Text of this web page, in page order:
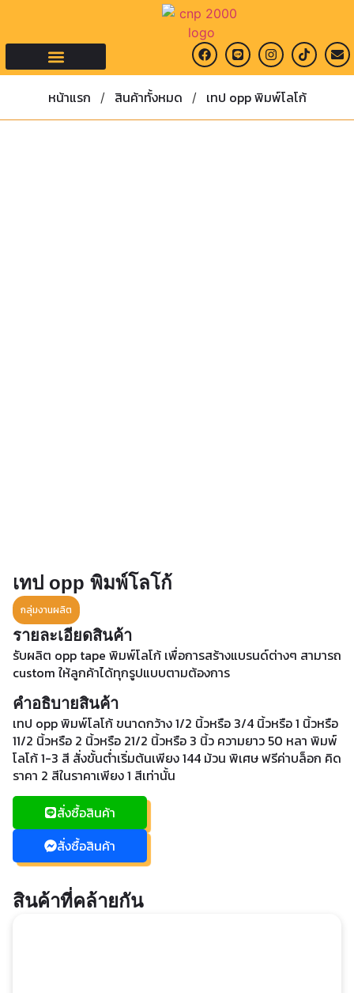
หน้าแรก / สินค้าทั้งหมด / เทป opp พิมพ์โลโก้
เทป opp พิมพ์โลโก้
กลุ่มงานผลิต
รายละเอียดสินค้า
รับผลิต opp tape พิมพ์โลโก้ เพื่อการสร้างแบรนด์ต่างๆ สามารถ
custom ให้ลูกค้าได้ทุกรูปแบบตามต้องการ
คำอธิบายสินค้า
เทป opp พิมพ์โลโก้ ขนาดกว้าง 1/2 นิ้วหรือ 3/4 นิ้วหรือ 1 นิ้วหรือ
11/2 นิ้วหรือ 2 นิ้วหรือ 21/2 นิ้วหรือ 3 นิ้ว ความยาว 50 หลา พิมพ์
โลโก้ 1-3 สี สั่งขั้นต่ำเริ่มต้นเพียง 144 ม้วน พิเศษ ฟรีค่าบล็อก คิด
ราคา 2 สีในราคาเพียง 1 สีเท่านั้น
สั่งซื้อสินค้า
สั่งซื้อสินค้า
สินค้าที่คล้ายกัน